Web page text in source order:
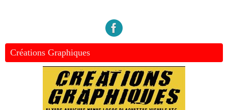
Créations Graphiques